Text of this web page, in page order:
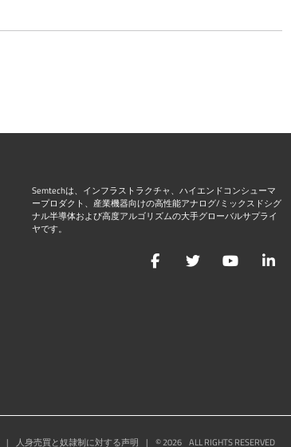
Semtechは、インフラストラクチャ、ハイエンドコンシューマ
ープロダクト、産業機器向けの高性能アナログ/ミックスドシグ
ナル半導体および高度アルゴリズムの大手グローバルサプライ
ヤです。
FacebookTwitter
| 人身売買と奴隷制に対する声明 | ©2026 ALL RIGHTS RESERVED